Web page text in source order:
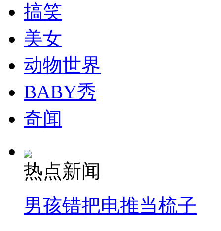
消防员救轻生者
司机酒驾遇交警 急速倒车逃窜
搞笑
美女
动物世界
BABY秀
奇闻
热点新闻
男孩错把电推当梳子